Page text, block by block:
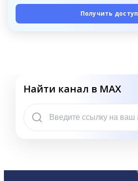
Получить доступ
Найти канал в MAX